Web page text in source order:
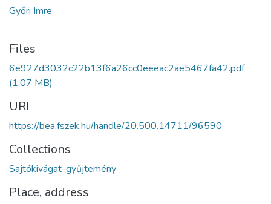
Győri Imre
Files
6e927d3032c22b13f6a26cc0eeeac2ae5467fa42.pdf
(1.07 MB)
URI
https://bea.fszek.hu/handle/20.500.14711/96590
Collections
Sajtókivágat-gyűjtemény
Place, address